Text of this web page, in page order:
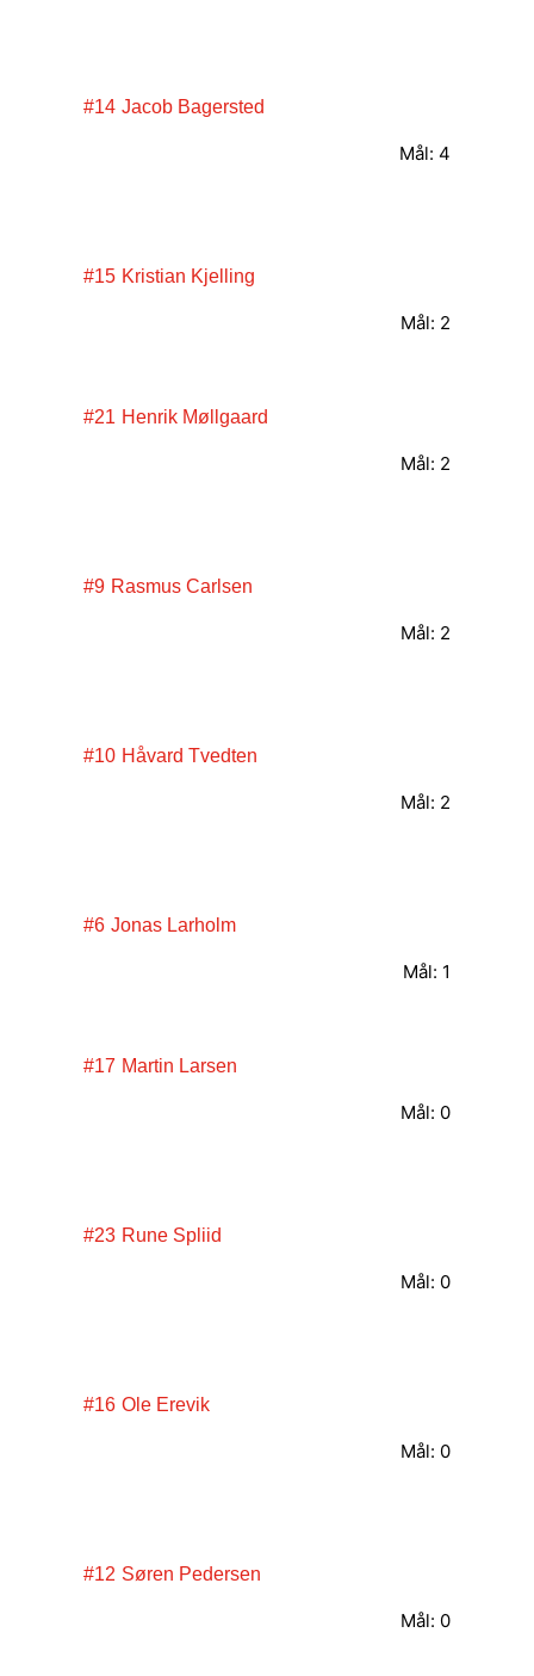
#14 Jacob Bagersted
Mål: 4
#15 Kristian Kjelling
Mål: 2
#21 Henrik Møllgaard
Mål: 2
#9 Rasmus Carlsen
Mål: 2
#10 Håvard Tvedten
Mål: 2
#6 Jonas Larholm
Mål: 1
#17 Martin Larsen
Mål: 0
#23 Rune Spliid
Mål: 0
#16 Ole Erevik
Mål: 0
#12 Søren Pedersen
Mål: 0